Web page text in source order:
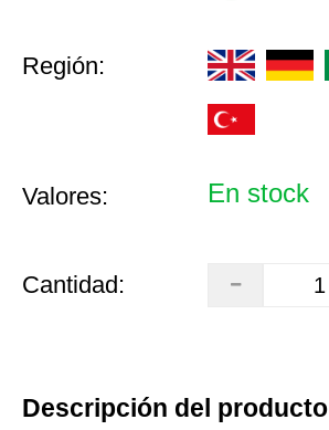
Región:
Valores: En stock
Cantidad:
Descripción del producto